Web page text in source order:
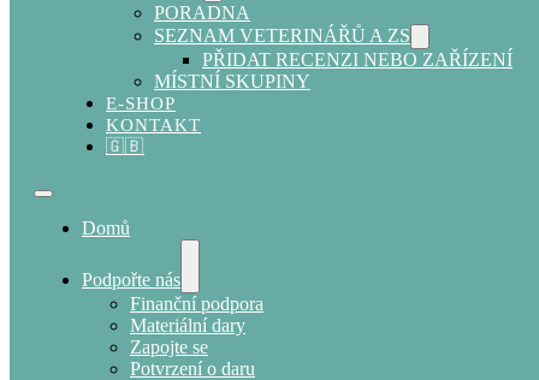
PORADNA
SEZNAM VETERINÁŘŮ A ZS
PŘIDAT RECENZI NEBO ZAŘÍZENÍ
MÍSTNÍ SKUPINY
E-SHOP
KONTAKT
🇬🇧
Domů
Podpořte nás
Finanční podpora
Materiální dary
Zapojte se
Potvrzení o daru